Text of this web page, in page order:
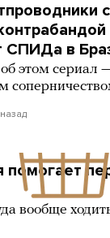
СПИДа в
этом сериал
помогает
вообще